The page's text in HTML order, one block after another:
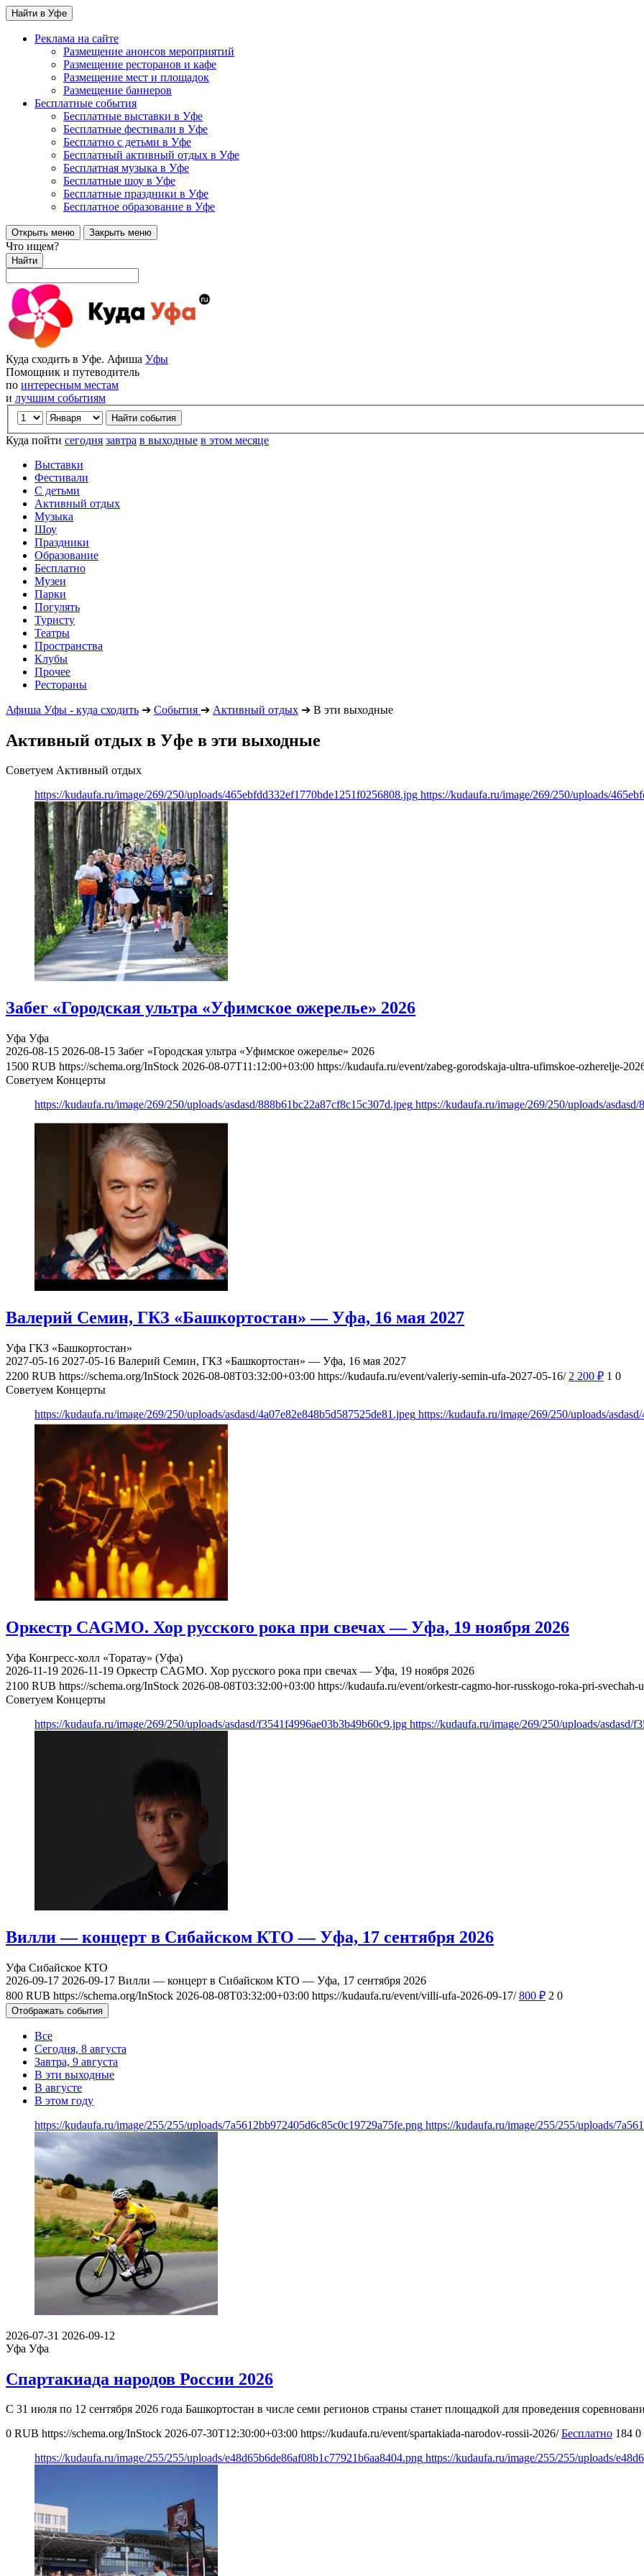
Найти в Уфе
Реклама на сайте
Размещение анонсов мероприятий
Размещение ресторанов и кафе
Размещение мест и площадок
Размещение баннеров
Бесплатные события
Бесплатные выставки в Уфе
Бесплатные фестивали в Уфе
Бесплатно с детьми в Уфе
Бесплатный активный отдых в Уфе
Бесплатная музыка в Уфе
Бесплатные шоу в Уфе
Бесплатные праздники в Уфе
Бесплатное образование в Уфе
Открыть меню Закрыть меню
Что ищем?
Найти
Куда сходить в Уфе. Афиша Уфы
Помощник и путеводитель
по интересным местам
и лучшим событиям
Куда пойти сегодня завтра в выходные в этом месяце
Выставки
Фестивали
С детьми
Активный отдых
Музыка
Шоу
Праздники
Образование
Бесплатно
Музеи
Парки
Погулять
Туристу
Театры
Пространства
Клубы
Прочее
Рестораны
Афиша Уфы - куда сходить ➔ События ➔ Активный отдых ➔ В эти выходные
Активный отдых в Уфе в эти выходные
Советуем Активный отдых
https://kudaufa.ru/image/269/250/uploads/465ebfdd332ef1770bde1251f0256808.jpg https://kudaufa.ru/image/269/250/uploads/
Забег «Городская ультра «Уфимское ожерелье» 2026
Уфа Уфа
2026-08-15 2026-08-15 Забег «Городская ультра «Уфимское ожерелье» 2026
1500 RUB https://schema.org/InStock 2026-08-07T11:12:00+03:00 https://kudaufa.ru/event/zabeg-gorodskaja-ultra-ufimskoe-ozherelje-
Советуем Концерты
https://kudaufa.ru/image/269/250/uploads/asdasd/888b61bc22a87cf8c15c307d.jpeg https://kudaufa.ru/image/269/250/uploads/
Валерий Семин, ГКЗ «Башкортостан» — Уфа, 16 мая 2027
Уфа ГКЗ «Башкортостан»
2027-05-16 2027-05-16 Валерий Семин, ГКЗ «Башкортостан» — Уфа, 16 мая 2027
2200 RUB https://schema.org/InStock 2026-08-08T03:32:00+03:00 https://kudaufa.ru/event/valeriy-semin-ufa-2027-05-16/ 2 200 ₽ 1 0
Советуем Концерты
https://kudaufa.ru/image/269/250/uploads/asdasd/4a07e82e848b5d587525de81.jpeg https://kudaufa.ru/image/269/250/uploads/
Оркестр CAGMO. Хор русского рока при свечах — Уфа, 19 ноября 2026
Уфа Конгресс-холл «Торатау» (Уфа)
2026-11-19 2026-11-19 Оркестр CAGMO. Хор русского рока при свечах — Уфа, 19 ноября 2026
2100 RUB https://schema.org/InStock 2026-08-08T03:32:00+03:00 https://kudaufa.ru/event/orkestr-cagmo-hor-russkogo-roka-pri-svechah-
Советуем Концерты
https://kudaufa.ru/image/269/250/uploads/asdasd/f3541f4996ae03b3b49b60c9.jpg https://kudaufa.ru/image/269/250/uploads/asdasd/
Вилли — концерт в Сибайском КТО — Уфа, 17 сентября 2026
Уфа Сибайское КТО
2026-09-17 2026-09-17 Вилли — концерт в Сибайском КТО — Уфа, 17 сентября 2026
800 RUB https://schema.org/InStock 2026-08-08T03:32:00+03:00 https://kudaufa.ru/event/villi-ufa-2026-09-17/ 800 ₽ 2 0
Отображать события
Все
Сегодня, 8 августа
Завтра, 9 августа
В эти выходные
В августе
В этом году
https://kudaufa.ru/image/255/255/uploads/7a5612bb972405d6c85c0c19729a75fe.png https://kudaufa.ru/image/255/255/uploads/
2026-07-31 2026-09-12
Уфа Уфа
Спартакиада народов России 2026
С 31 июля по 12 сентября 2026 года Башкортостан в числе семи регионов страны станет площадкой для проведения
0 RUB https://schema.org/InStock 2026-07-30T12:30:00+03:00 https://kudaufa.ru/event/spartakiada-narodov-rossii-2026/ Бесплатно 184 0
https://kudaufa.ru/image/255/255/uploads/e48d65b6de86af08b1c77921b6aa8404.png https://kudaufa.ru/image/255/255/uploads/